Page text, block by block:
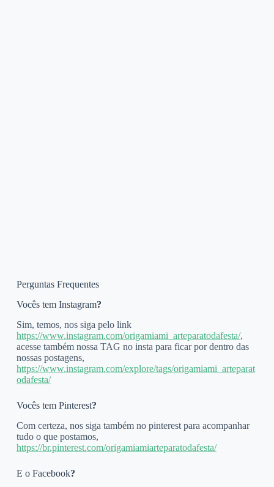
Perguntas Frequentes
Vocês tem Instagram?
Sim, temos, nos siga pelo link
https://www.instagram.com/origamiami_arteparatodafesta/,
acesse também nossa TAG no insta para ficar por dentro das
nossas postagens,
https://www.instagram.com/explore/tags/origamiami_arteparat
odafesta/
Vocês tem Pinterest?
Com certeza, nos siga também no pinterest para acompanhar
tudo o que postamos,
https://br.pinterest.com/origamiamiarteparatodafesta/
E o Facebook?